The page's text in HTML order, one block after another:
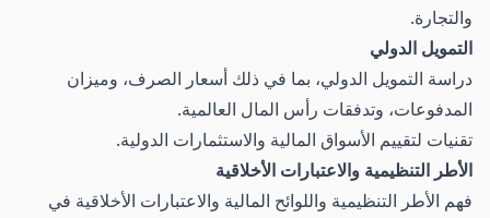
والتجارة.
التمويل الدولي
دراسة التمويل الدولي، بما في ذلك أسعار الصرف، وميزان
المدفوعات، وتدفقات رأس المال العالمية.
تقنيات لتقييم الأسواق المالية والاستثمارات الدولية.
الأطر التنظيمية والاعتبارات الأخلاقية
فهم الأطر التنظيمية واللوائح المالية والاعتبارات الأخلاقية في